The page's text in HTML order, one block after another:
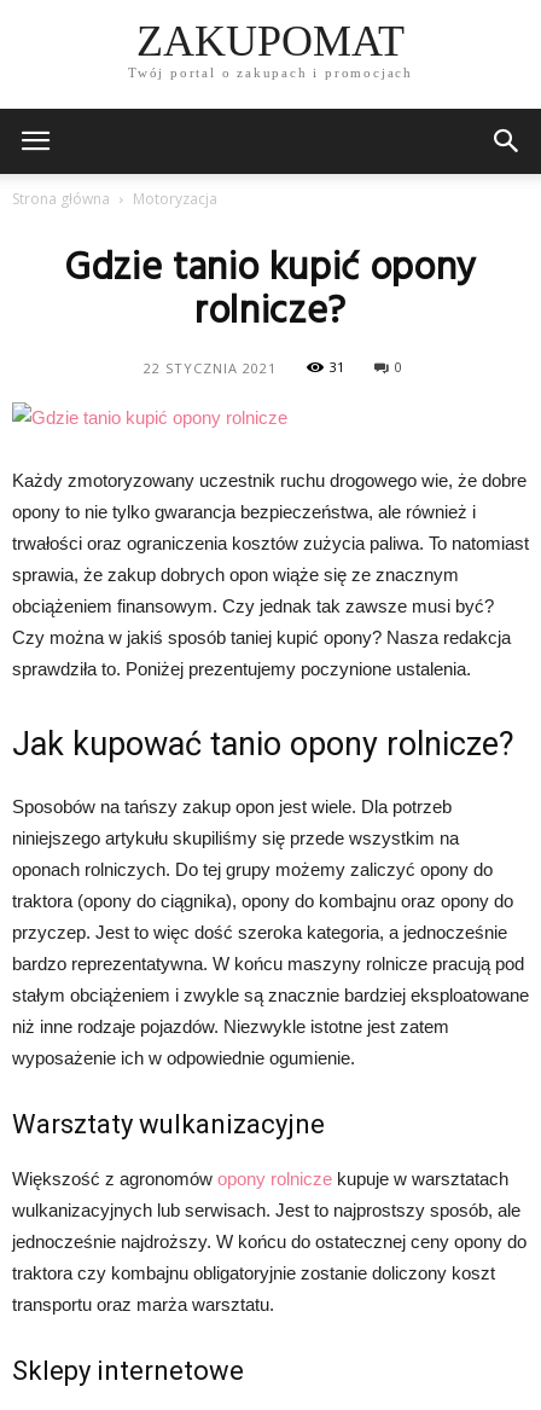
ZAKUPOMAT
Twój portal o zakupach i promocjach
Strona główna Motoryzacja
Gdzie tanio kupić opony
rolnicze?
22 STYCZNIA 2021 31 0
Każdy zmotoryzowany uczestnik ruchu drogowego wie, że dobre
opony to nie tylko gwarancja bezpieczeństwa, ale również i
trwałości oraz ograniczenia kosztów zużycia paliwa. To natomiast
sprawia, że zakup dobrych opon wiąże się ze znacznym
obciążeniem finansowym. Czy jednak tak zawsze musi być?
Czy można w jakiś sposób taniej kupić opony? Nasza redakcja
sprawdziła to. Poniżej prezentujemy poczynione ustalenia.
Jak kupować tanio opony rolnicze?
Sposobów na tańszy zakup opon jest wiele. Dla potrzeb
niniejszego artykułu skupiliśmy się przede wszystkim na
oponach rolniczych. Do tej grupy możemy zaliczyć opony do
traktora (opony do ciągnika), opony do kombajnu oraz opony do
przyczep. Jest to więc dość szeroka kategoria, a jednocześnie
bardzo reprezentatywna. W końcu maszyny rolnicze pracują pod
stałym obciążeniem i zwykle są znacznie bardziej eksploatowane
niż inne rodzaje pojazdów. Niezwykle istotne jest zatem
wyposażenie ich w odpowiednie ogumienie.
Warsztaty wulkanizacyjne
Większość z agronomów opony rolnicze kupuje w warsztatach
wulkanizacyjnych lub serwisach. Jest to najprostszy sposób, ale
jednocześnie najdroższy. W końcu do ostatecznej ceny opony do
traktora czy kombajnu obligatoryjnie zostanie doliczony koszt
transportu oraz marża warsztatu.
Sklepy internetowe